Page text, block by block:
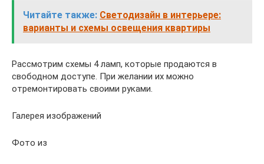
Читайте также: Светодизайн в интерьере:
варианты и схемы освещения квартиры
Рассмотрим схемы 4 ламп, которые продаются в
свободном доступе. При желании их можно
отремонтировать своими руками.
Галерея изображений
Фото из